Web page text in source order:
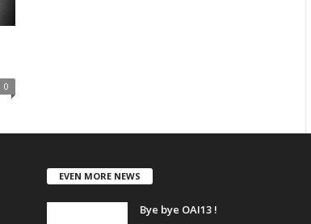
0
EVEN MORE NEWS
Bye bye OAI13 !